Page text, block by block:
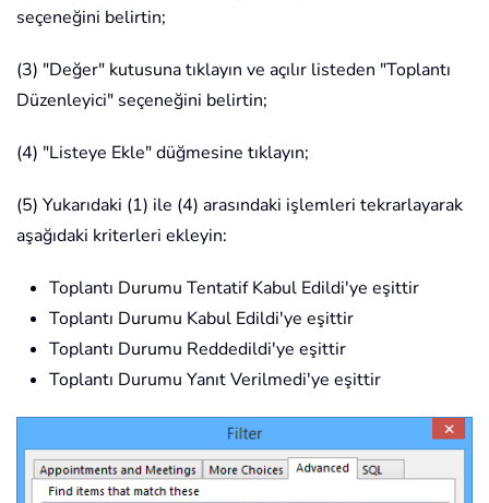
seçeneğini belirtin;
(3) "Değer" kutusuna tıklayın ve açılır listeden "Toplantı
Düzenleyici" seçeneğini belirtin;
(4) "Listeye Ekle" düğmesine tıklayın;
(5) Yukarıdaki (1) ile (4) arasındaki işlemleri tekrarlayarak
aşağıdaki kriterleri ekleyin:
Toplantı Durumu Tentatif Kabul Edildi'ye eşittir
Toplantı Durumu Kabul Edildi'ye eşittir
Toplantı Durumu Reddedildi'ye eşittir
Toplantı Durumu Yanıt Verilmedi'ye eşittir